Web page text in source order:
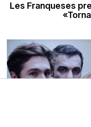
Les Franqueses